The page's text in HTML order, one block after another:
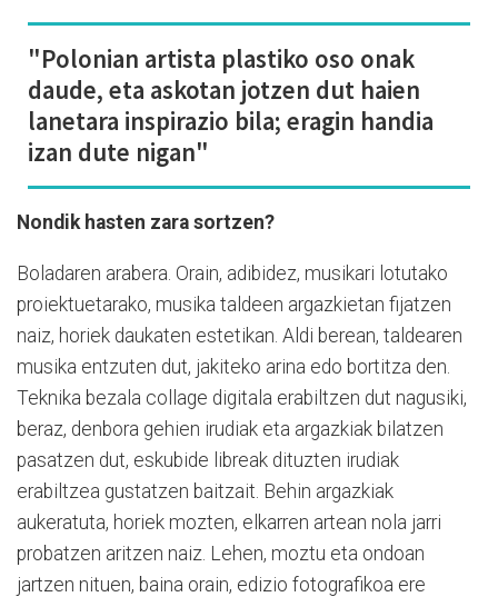
"Polonian artista plastiko oso onak
daude, eta askotan jotzen dut haien
lanetara inspirazio bila; eragin handia
izan dute nigan"
Nondik hasten zara sortzen?
Boladaren arabera. Orain, adibidez, musikari lotutako
proiektuetarako, musika taldeen argazkietan fijatzen
naiz, horiek daukaten estetikan. Aldi berean, taldearen
musika entzuten dut, jakiteko arina edo bortitza den.
Teknika bezala collage digitala erabiltzen dut nagusiki,
beraz, denbora gehien irudiak eta argazkiak bilatzen
pasatzen dut, eskubide libreak dituzten irudiak
erabiltzea gustatzen baitzait. Behin argazkiak
aukeratuta, horiek mozten, elkarren artean nola jarri
probatzen aritzen naiz. Lehen, moztu eta ondoan
jartzen nituen, baina orain, edizio fotografikoa ere